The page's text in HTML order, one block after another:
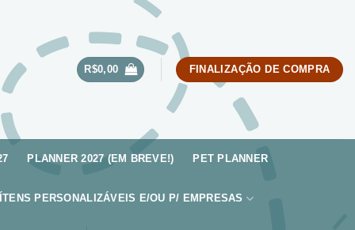
R$0,00 FINALIZAÇÃO DE COMPRA
PLANNER 2027 (EM BREVE!) PET PLANNER
ÍTENS PERSONALIZÁVEIS E/OU P/ EMPRESAS